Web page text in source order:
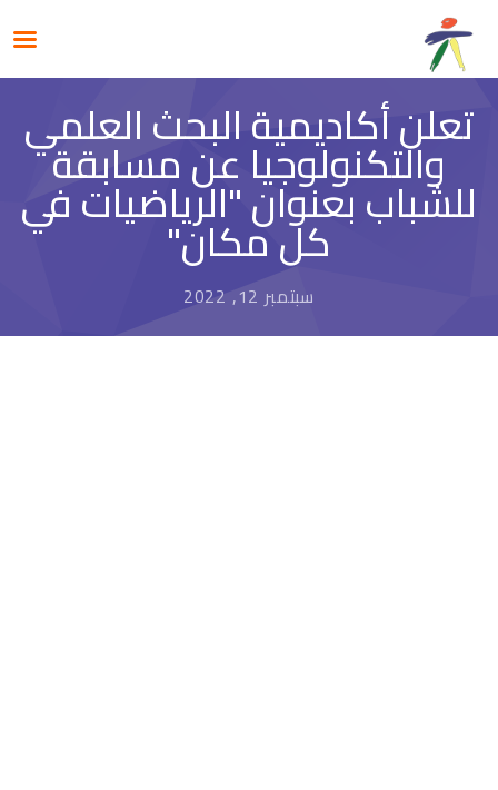
تعلن أكاديمية البحث العلمي
والتكنولوجيا عن مسابقة
للشباب بعنوان "الرياضيات في
كل مكان"
سبتمبر 12, 2022